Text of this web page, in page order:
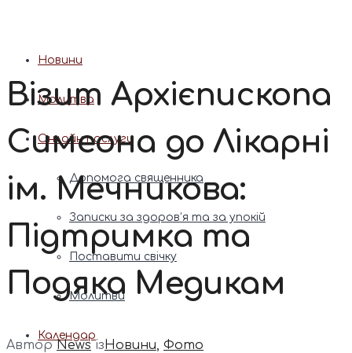
Новини
Молитва
Онлайн послуги
Допомога священника
Записки за здоров’я та за упокій
Поставити свічку
Молитви
Календар
Візит Архієпископа
Симеона до Лікарні
ім. Мечникова:
Підтримка та
Подяка Медикам
АвторNews ізНовини, Фото